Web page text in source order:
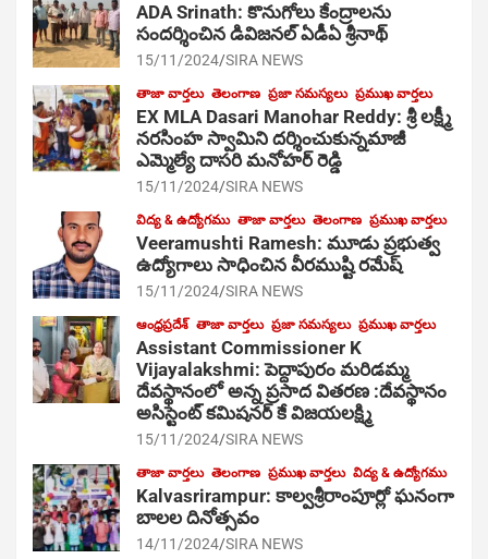
ADA Srinath: కొనుగోలు కేంద్రాల‌ను
సంద‌ర్శించిన డివిజనల్ ఏడీఏ శ్రీనాథ్
15/11/2024 SIRA NEWS
తాజా వార్తలు తెలంగాణ ప్రజా సమస్యలు ప్రముఖ వార్తలు
EX MLA Dasari Manohar Reddy: శ్రీ లక్ష్మీ
నరసింహ స్వామిని దర్శించుకున్నమాజీ
ఎమ్మెల్యే దాసరి మనోహర్ రెడ్డి
15/11/2024 SIRA NEWS
విద్య & ఉద్యోగము తాజా వార్తలు తెలంగాణ ప్రముఖ వార్తలు
Veeramushti Ramesh: మూడు ప్రభుత్వ
ఉద్యోగాలు సాధించిన వీరముష్టి రమేష్
15/11/2024 SIRA NEWS
ఆంధ్రప్రదేశ్ తాజా వార్తలు ప్రజా సమస్యలు ప్రముఖ వార్తలు
Assistant Commissioner K
Vijayalakshmi: పెద్దాపురం మరిడమ్మ
దేవస్థానంలో అన్న ప్రసాద వితరణ :దేవస్థానం
అసిస్టెంట్ కమిషనర్ కే విజయలక్ష్మి
15/11/2024 SIRA NEWS
తాజా వార్తలు తెలంగాణ ప్రముఖ వార్తలు విద్య & ఉద్యోగము
Kalvasrirampur: కాల్వశ్రీరాంపూర్లో ఘనంగా
బాలల దినోత్సవం
14/11/2024 SIRA NEWS